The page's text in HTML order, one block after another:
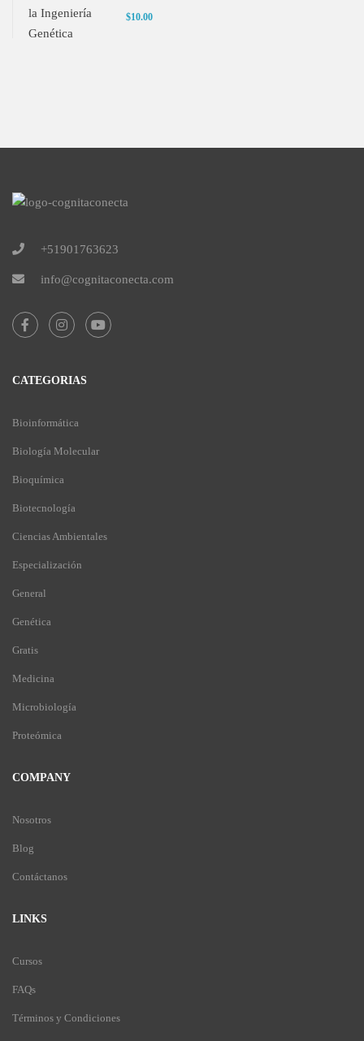
$10.00
+51901763623
info@cognitaconecta.com
CATEGORIAS
Bioinformática
Biología Molecular
Bioquímica
Biotecnología
Ciencias Ambientales
Especialización
General
Genética
Gratis
Medicina
Microbiología
Proteómica
COMPANY
Nosotros
Blog
Contáctanos
LINKS
Cursos
FAQs
Términos y Condiciones